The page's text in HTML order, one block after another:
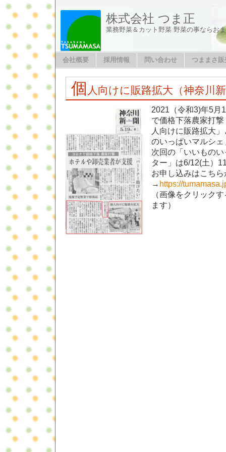
株式会社 つま正
業務野菜＆カット野菜 野菜の事ならお
会社概要 採用情報 問い合わせ つままさ
個 人向けに販路拡大（神奈川
2021（令和3)年5月
で価格下落農家打
人向けに販路拡大
のいっぱいマルシ
次回の「いいもの
ター」は6/12(土）
お申し込みはこちら
→ https://
（画像をクリック
ます）